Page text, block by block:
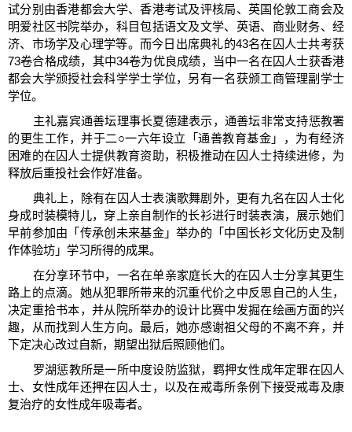
试分别由香港都会大学、香港考试及评核局、英国伦敦工商会及
明爱社区书院举办，科目包括语文及文学、英语、商业财务、经
济、市场学及心理学等。而今日出席典礼的43名在囚人士共考获
73卷合格成绩，其中34卷为优良成绩，当中一名在囚人士获香港
都会大学颁授社会科学学士学位，另有一名获颁工商管理副学士
学位。
主礼嘉宾通善坛理事长夏德建表示，通善坛非常支持惩教署
的更生工作，并于二○一六年设立「通善教育基金」，为有经济
困难的在囚人士提供教育资助，积极推动在囚人士持续进修，为
释放后重投社会作好准备。
典礼上，除有在囚人士表演歌舞剧外，更有九名在囚人士化
身成时装模特儿，穿上亲自制作的长衫进行时装表演，展示她们
早前参加由「传承创未来基金」举办的「中国长衫文化历史及制
作体验坊」学习所得的成果。
在分享环节中，一名在单亲家庭长大的在囚人士分享其更生
路上的点滴。她从犯罪所带来的沉重代价之中反思自己的人生，
决定重拾书本，并从院所举办的设计比赛中发掘在绘画方面的兴
趣，从而找到人生方向。最后，她亦感谢祖父母的不离不弃，并
下定决心改过自新，期望出狱后照顾他们。
罗湖惩教所是一所中度设防监狱，羁押女性成年定罪在囚人
士、女性成年还押在囚人士，以及在戒毒所条例下接受戒毒及康
复治疗的女性成年吸毒者。